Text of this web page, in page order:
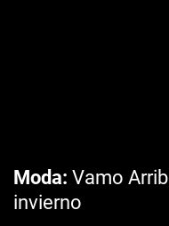
Moda Vamo
invierno